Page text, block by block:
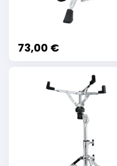
73,00 €